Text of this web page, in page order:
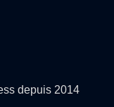
depuis 2014